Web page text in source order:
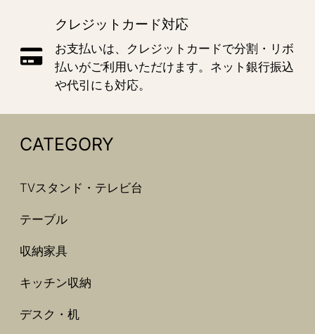
クレジットカード対応
お支払いは、クレジットカードで分割・リボ
払いがご利用いただけます。ネット銀行振込
や代引にも対応。
CATEGORY
TVスタンド・テレビ台
テーブル
収納家具
キッチン収納
デスク・机